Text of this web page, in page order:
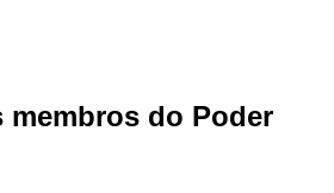
membros do Poder